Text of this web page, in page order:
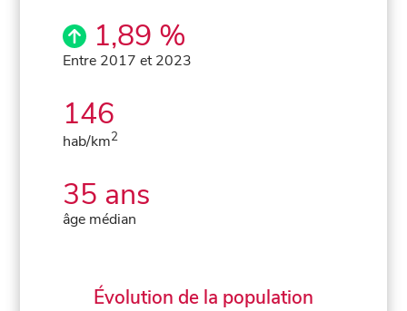
1,89 %
Entre 2017 et 2023
146
hab/km2
35 ans
âge médian
Évolution de la population